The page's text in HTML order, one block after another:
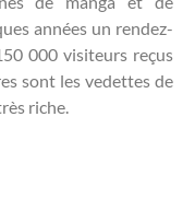
années un rendez-
000 visiteurs reçus
sont les vedettes de
riche.